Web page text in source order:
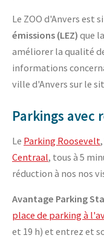
Le ZOO d'Anvers est
émissions (LEZ) que
améliorer la qualité
informations
ville d'Anvers sur le
Parkings avec
Le Parking Roosevelt
Centraal, tous à 5
réduction à nos nos
Avantage Parking
place de parking à
et 19 h) et entrez et